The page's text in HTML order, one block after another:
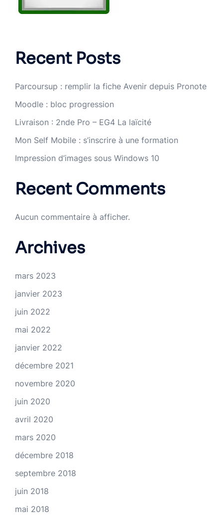
Recent Posts
Parcoursup : remplir la fiche Avenir depuis Pronote
Moodle : bloc progression
Livraison : 2nde Pro – EG4 La laïcité
Mon Self Mobile : s’inscrire à une formation
Impression d’images sous Windows 10
Recent Comments
Aucun commentaire à afficher.
Archives
mars 2023
janvier 2023
juin 2022
mai 2022
janvier 2022
décembre 2021
novembre 2020
juin 2020
avril 2020
mars 2020
décembre 2018
septembre 2018
juin 2018
mai 2018